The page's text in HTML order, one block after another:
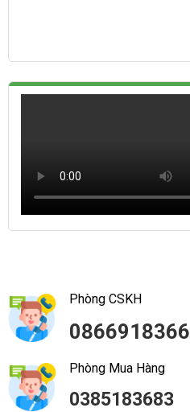
Phòng CSKH
0866918366
Phòng Mua Hàng
0385183683